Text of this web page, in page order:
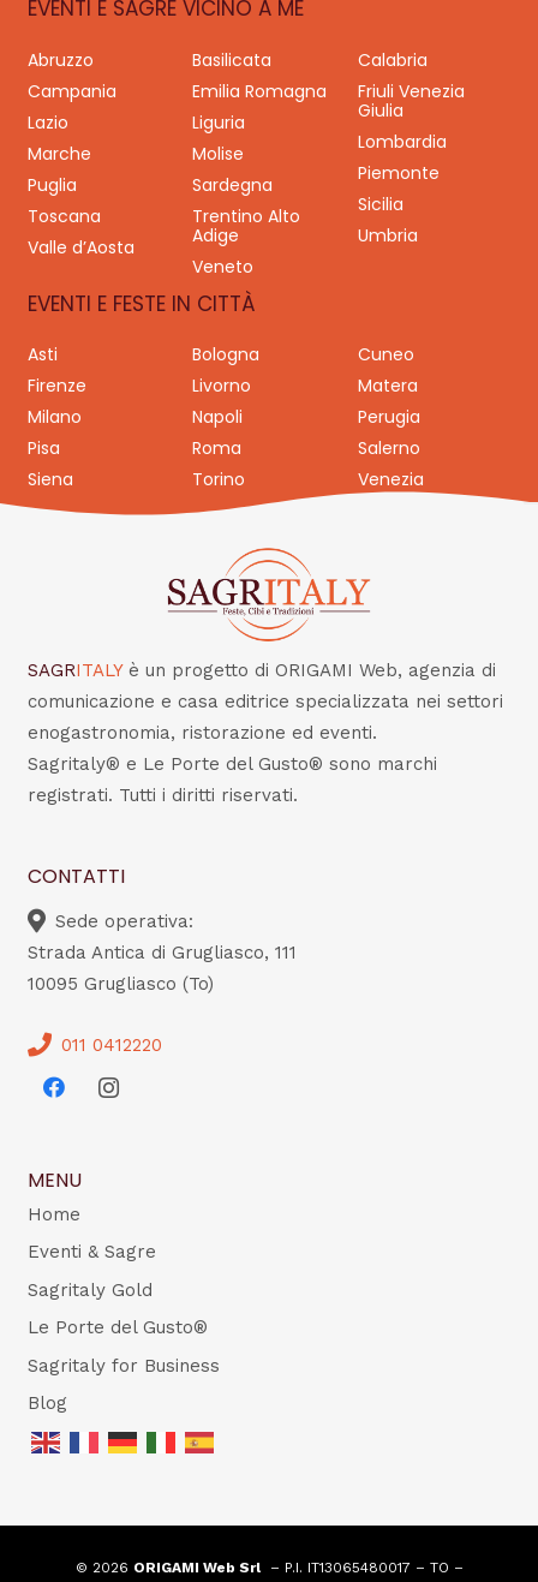
EVENTI E SAGRE VICINO A ME
Abruzzo Basilicata
Calabria
Campania
Emilia Romagna
Friuli Venezia
Giulia
Lazio
Liguria
Lombardia
Marche
Molise
Piemonte
Puglia
Sardegna
Sicilia
Toscana
Trentino Alto
Adige
Umbria
Valle d’Aosta
Veneto
EVENTI E FESTE IN CITTÀ
Asti Bologna
Cuneo
Firenze
Livorno
Matera
Milano
Napoli
Perugia
Pisa
Roma
Salerno
Siena
Torino Venezia
SAGRITALY è un progetto di ORIGAMI Web, agenzia di
comunicazione e casa editrice specializzata nei settori
enogastronomia, ristorazione ed eventi.
Sagritaly® e Le Porte del Gusto® sono marchi
registrati. Tutti i diritti riservati.
CONTATTI
Sede operativa:
Strada Antica di Grugliasco, 111
10095 Grugliasco (To)
011 0412220
MENU
Home
Eventi & Sagre
Sagritaly Gold
Le Porte del Gusto®
Sagritaly for Business
Blog
© 2026 ORIGAMI Web Srl– P.I. IT13065480017 – TO –